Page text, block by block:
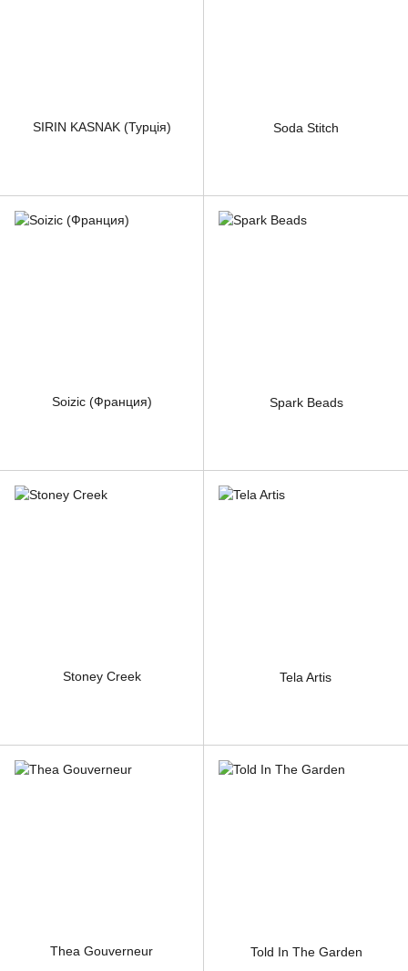
SIRIN KASNAK (Турція) Soda Stitch
Soizic (Франция) Spark Beads
Stoney Creek Tela Artis
Thea Gouverneur Told In The Garden